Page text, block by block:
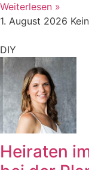
Weiterlesen »
1. August 2026
DIY
Heiraten